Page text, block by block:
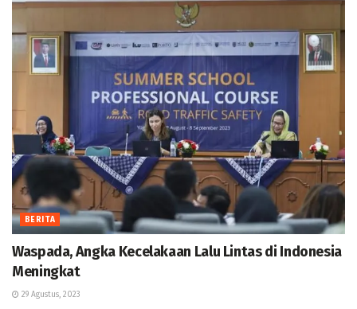
BERITA
Waspada, Angka Kecelakaan Lalu Lintas di Indonesia
Meningkat
29 Agustus, 2023